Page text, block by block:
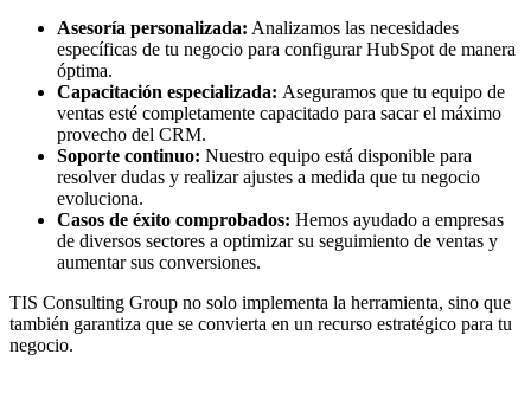
Asesoría personalizada: Analizamos las necesidades
específicas de tu negocio para configurar HubSpot de manera
óptima.
Capacitación especializada: Aseguramos que tu equipo de
ventas esté completamente capacitado para sacar el máximo
provecho del CRM.
Soporte continuo: Nuestro equipo está disponible para
resolver dudas y realizar ajustes a medida que tu negocio
evoluciona.
Casos de éxito comprobados: Hemos ayudado a empresas
de diversos sectores a optimizar su seguimiento de ventas y
aumentar sus conversiones.
TIS Consulting Group no solo implementa la herramienta, sino que
también garantiza que se convierta en un recurso estratégico para tu
negocio.